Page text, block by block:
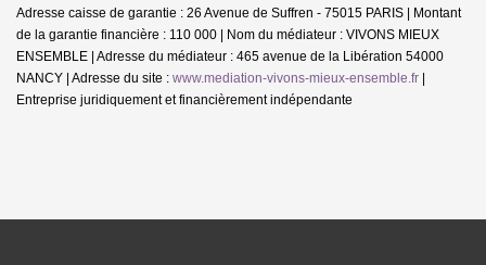
Adresse caisse de garantie : 26 Avenue de Suffren - 75015 PARIS | Montant
de la garantie financière : 110 000 | Nom du médiateur : VIVONS MIEUX
ENSEMBLE | Adresse du médiateur : 465 avenue de la Libération 54000
NANCY | Adresse du site : www.mediation-vivons-mieux-ensemble.fr |
Entreprise juridiquement et financièrement indépendante